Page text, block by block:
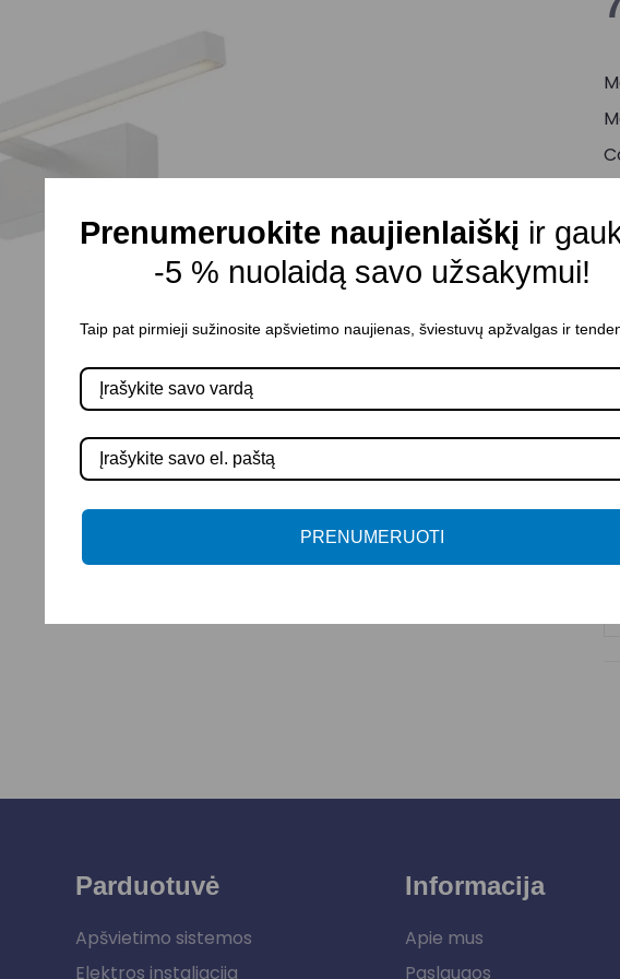
Parduotuvė
Apšvietimo sistemos
Elektros instaliacija
Informacija
Apie mus
Paslaugos
Prenumeruokite naujienlaiškį ir
-5 % nuolaidą savo užsakymui!
Taip pat pirmieji sužinosite apšvietimo naujienas, šviestuvų apžvalgas ir
PRENUMERUOTI